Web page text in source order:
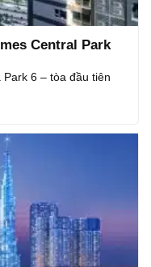
Central Park
6 – tòa đầu tiên